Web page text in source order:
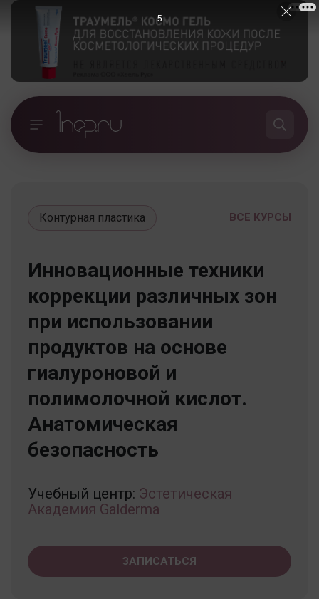
ВСЕ КУРСЫ
Контурная пластика
Инновационные техники
коррекции различных зон
при использовании
продуктов на основе
гиалуроновой и
полимолочной кислот.
Анатомическая
безопасность
Учебный центр: Эстетическая
Академия Galderma
ЗАПИСАТЬСЯ
5